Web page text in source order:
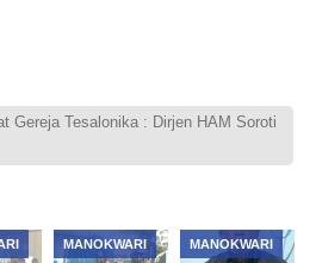
Gereja Tesalonika : Dirjen HAM Soroti
MANOKWARI MANOKWARI